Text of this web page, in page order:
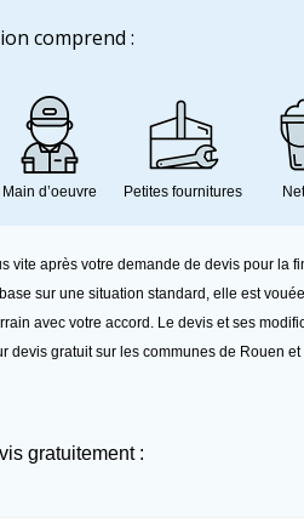
comprend :
Main d’oeuvre Petites fournitures
vite après votre demande de devis pour la
sur une situation standard, elle est
avec votre accord. Le devis et ses
devis gratuit sur les communes de Rouen et
gratuitement :